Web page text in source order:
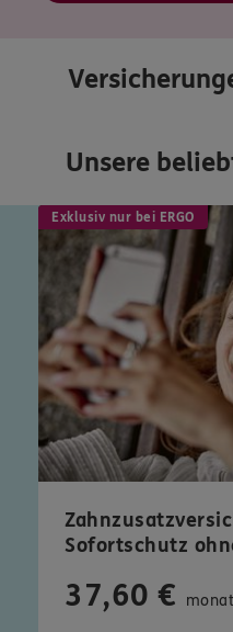
Unsere
Exklusiv nur bei ERGO
Sofortschutz
37,60 €